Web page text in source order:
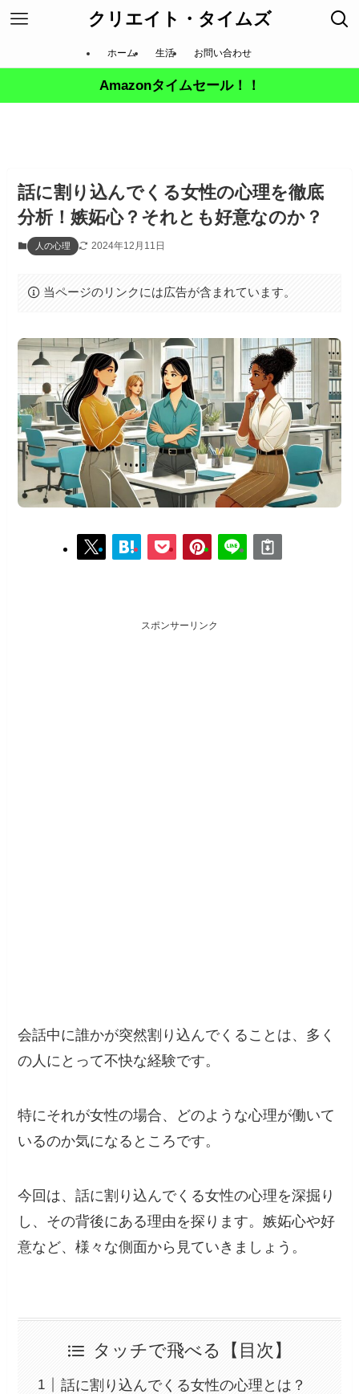
クリエイト・タイムズ
ホーム 生活 お問い合わせ
Amazonタイムセール！！
話に割り込んでくる女性の心理を徹底
分析！嫉妬心？それとも好意なのか？
人の心理 2024年12月11日
当ページのリンクには広告が含まれています。
スポンサーリンク
会話中に誰かが突然割り込んでくることは、多く
の人にとって不快な経験です。
特にそれが女性の場合、どのような心理が働いて
いるのか気になるところです。
今回は、話に割り込んでくる女性の心理を深掘り
し、その背後にある理由を探ります。嫉妬心や好
意など、様々な側面から見ていきましょう。
タッチで飛べる【目次】
話に割り込んでくる女性の心理とは？